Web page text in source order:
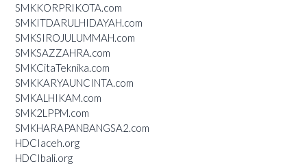
SMKKORPRIKOTA.com
SMKITDARULHIDAYAH.com
SMKSIROJULUMMAH.com
SMKSAZZAHRA.com
SMKCitaTeknika.com
SMKKARYAUNCINTA.com
SMKALHIKAM.com
SMK2LPPM.com
SMKHARAPANBANGSA2.com
HDCIaceh.org
HDCIbali.org